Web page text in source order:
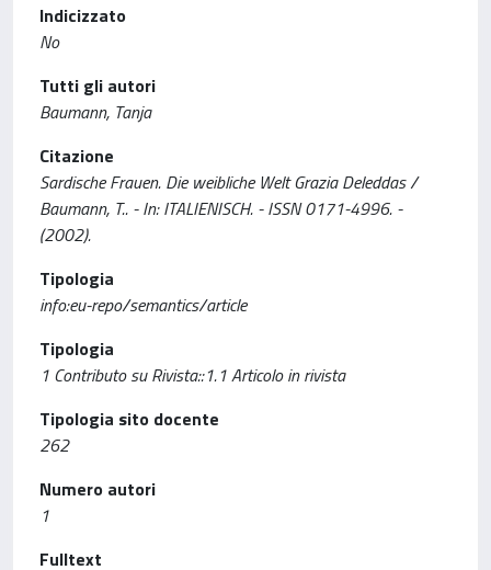
Indicizzato
No
Tutti gli autori
Baumann, Tanja
Citazione
Sardische Frauen. Die weibliche Welt Grazia Deleddas /
Baumann, T.. - In: ITALIENISCH. - ISSN 0171-4996. -
(2002).
Tipologia
info:eu-repo/semantics/article
Tipologia
1 Contributo su Rivista::1.1 Articolo in rivista
Tipologia sito docente
262
Numero autori
1
Fulltext